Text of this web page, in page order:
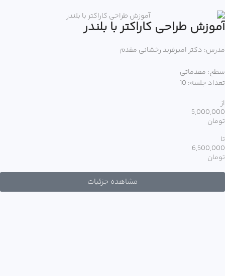
آموزش طراحی کاراکتر با بلندر
مدرس: دکتر امیرفربد رخشانی مقدم
سطح: مقدماتی
تعداد جلسه: 10
از
5,000,000
تومان
تا
6,500,000
تومان
مشاهده جزئیات